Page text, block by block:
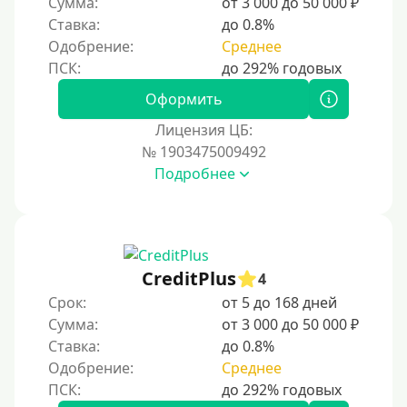
На Киви (Qiwi) кошелек без карты
На Киви (Qiwi) кошелек без отказов
На банковский счет
На карту с нулевым балансом
На дебетовую карту
На кредитную карту
На виртуальную карту
На неименную карту
На именную карту
Ставка:
до 0.8%
Одобрение:
Среднее
Оформить
Лицензия ЦБ:
№ 1903475009492
Подробнее
CreditPlus
4
Срок:
от 5 до 168 дней
Сумма:
от 3 000 до 50 000 ₽
Ставка:
до 0.8%
Одобрение:
Среднее